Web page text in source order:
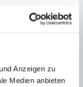
Anzeigen zu
Medien anbieten